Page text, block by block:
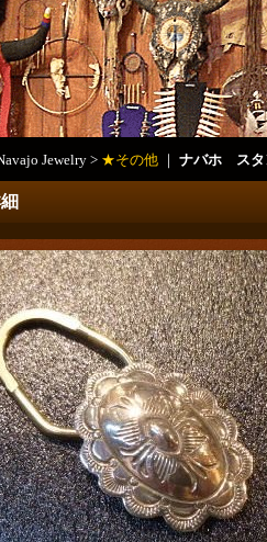
Jewelry > ★その他 ｜ ナバホ スタ